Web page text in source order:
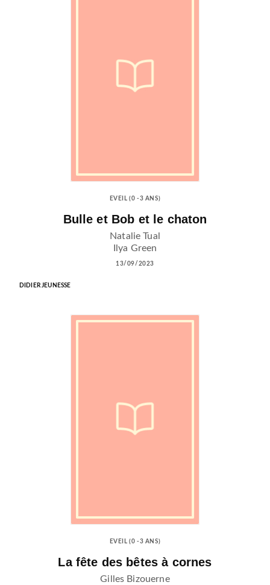
EVEIL (0 -3 ANS)
Bulle et Bob et le chaton
Natalie Tual
Ilya Green
13/09/2023
DIDIER JEUNESSE
EVEIL (0 -3 ANS)
La fête des bêtes à cornes
Gilles Bizouerne